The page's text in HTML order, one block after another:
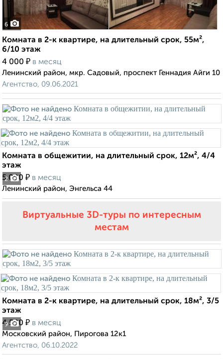
6
Комната в 2-к квартире, на длительный срок, 55м²,
6/10 этаж
4 000 ₽ в месяц
Ленинский район, мкр. Садовый, проспект Геннадия Айги 10
Агентство, 09.06.2021
2
Комната в общежитии, на длительный срок, 12м², 4/4
этаж
5 000 ₽ в месяц
Ленинский район, Энгельса 44
Виртуальные 3D-туры по интересным
местам
9
Комната в 2-к квартире, на длительный срок, 18м², 3/5
этаж
4 500 ₽ в месяц
Московский район, Пирогова 12к1
Агентство, 06.10.2022